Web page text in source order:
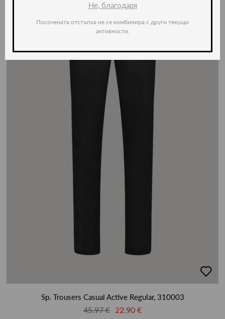
в
Sp. Trousers Casual Active Regular, 310003
45.97 € 22.90 €
Не, благодаря
Посочената отстъпка не се комбинира с други текущи
активности.